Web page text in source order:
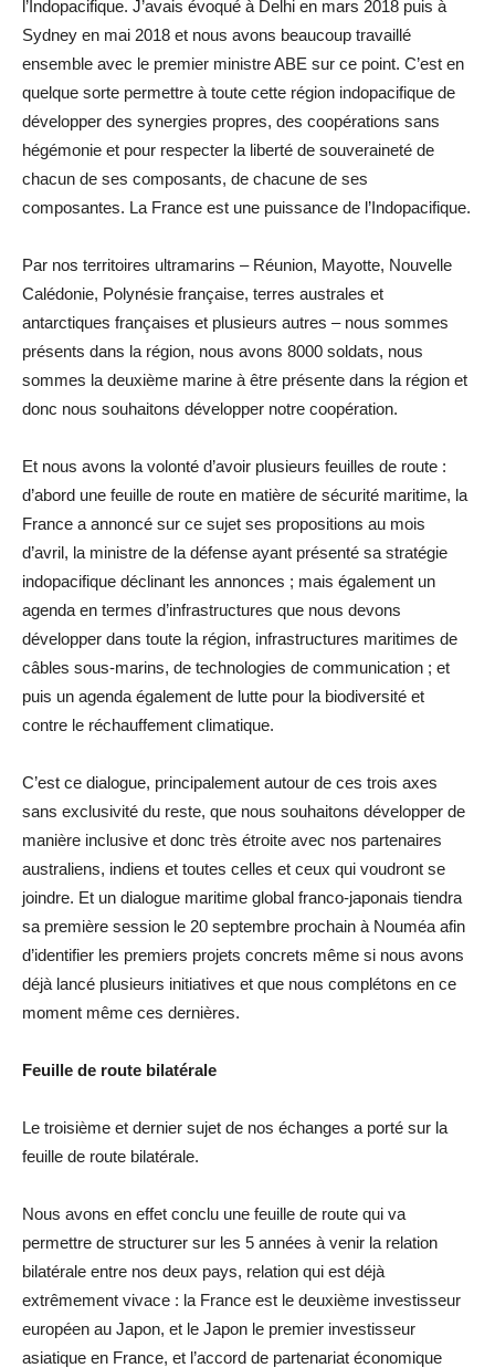
l’Indopacifique. J’avais évoqué à Delhi en mars 2018 puis à
Sydney en mai 2018 et nous avons beaucoup travaillé
ensemble avec le premier ministre ABE sur ce point. C’est en
quelque sorte permettre à toute cette région indopacifique de
développer des synergies propres, des coopérations sans
hégémonie et pour respecter la liberté de souveraineté de
chacun de ses composants, de chacune de ses
composantes. La France est une puissance de l’Indopacifique.
Par nos territoires ultramarins – Réunion, Mayotte, Nouvelle
Calédonie, Polynésie française, terres australes et
antarctiques françaises et plusieurs autres – nous sommes
présents dans la région, nous avons 8000 soldats, nous
sommes la deuxième marine à être présente dans la région et
donc nous souhaitons développer notre coopération.
Et nous avons la volonté d’avoir plusieurs feuilles de route :
d’abord une feuille de route en matière de sécurité maritime, la
France a annoncé sur ce sujet ses propositions au mois
d’avril, la ministre de la défense ayant présenté sa stratégie
indopacifique déclinant les annonces ; mais également un
agenda en termes d’infrastructures que nous devons
développer dans toute la région, infrastructures maritimes de
câbles sous-marins, de technologies de communication ; et
puis un agenda également de lutte pour la biodiversité et
contre le réchauffement climatique.
C’est ce dialogue, principalement autour de ces trois axes
sans exclusivité du reste, que nous souhaitons développer de
manière inclusive et donc très étroite avec nos partenaires
australiens, indiens et toutes celles et ceux qui voudront se
joindre. Et un dialogue maritime global franco-japonais tiendra
sa première session le 20 septembre prochain à Nouméa afin
d’identifier les premiers projets concrets même si nous avons
déjà lancé plusieurs initiatives et que nous complétons en ce
moment même ces dernières.
Feuille de route bilatérale
Le troisième et dernier sujet de nos échanges a porté sur la
feuille de route bilatérale.
Nous avons en effet conclu une feuille de route qui va
permettre de structurer sur les 5 années à venir la relation
bilatérale entre nos deux pays, relation qui est déjà
extrêmement vivace : la France est le deuxième investisseur
européen au Japon, et le Japon le premier investisseur
asiatique en France, et l’accord de partenariat économique